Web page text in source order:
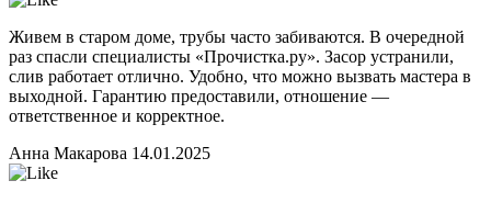
Живем в старом доме, трубы часто забиваются. В очередной
раз спасли специалисты «Прочистка.ру». Засор устранили,
слив работает отлично. Удобно, что можно вызвать мастера в
выходной. Гарантию предоставили, отношение —
ответственное и корректное.
Анна Макарова 14.01.2025